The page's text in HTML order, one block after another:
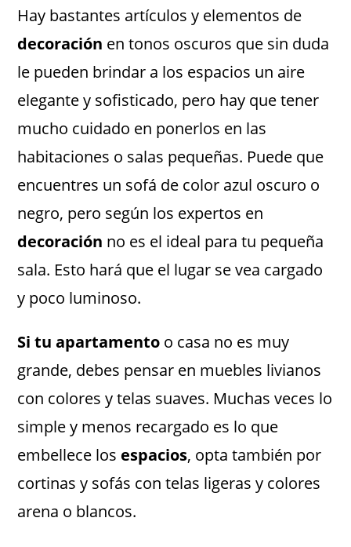
Hay bastantes artículos y elementos de
decoración en tonos oscuros que sin duda
le pueden brindar a los espacios un aire
elegante y sofisticado, pero hay que tener
mucho cuidado en ponerlos en las
habitaciones o salas pequeñas. Puede que
encuentres un sofá de color azul oscuro o
negro, pero según los expertos en
decoración no es el ideal para tu pequeña
sala. Esto hará que el lugar se vea cargado
y poco luminoso.
Si tu apartamento o casa no es muy
grande, debes pensar en muebles livianos
con colores y telas suaves. Muchas veces lo
simple y menos recargado es lo que
embellece los espacios, opta también por
cortinas y sofás con telas ligeras y colores
arena o blancos.